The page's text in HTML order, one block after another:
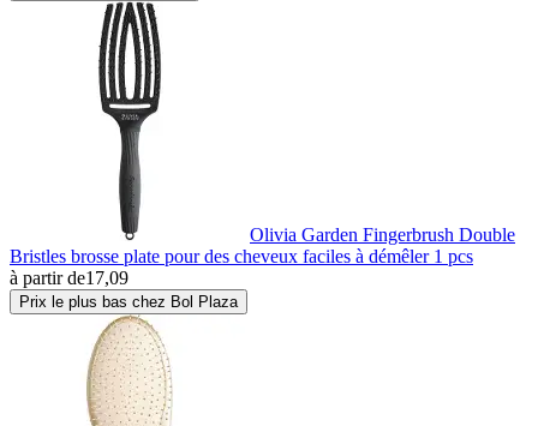
Olivia Garden Fingerbrush Double
Bristles brosse plate pour des cheveux faciles à démêler 1 pcs
à partir de17,09
Prix le plus bas chez Bol Plaza